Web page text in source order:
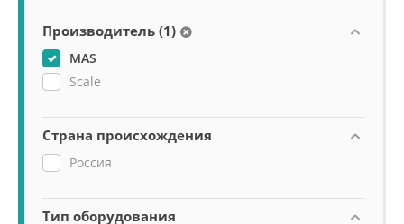
Производитель (1)
MAS
Scale
Страна происхождения
Россия
Тип оборудования